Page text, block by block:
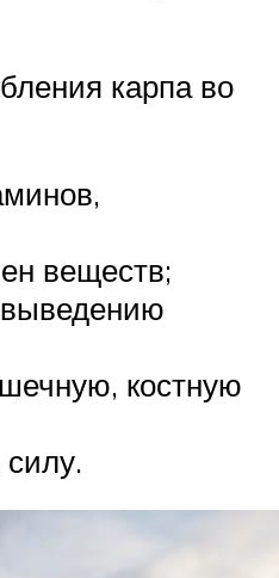
карпа во
веществ;
выведению
костную